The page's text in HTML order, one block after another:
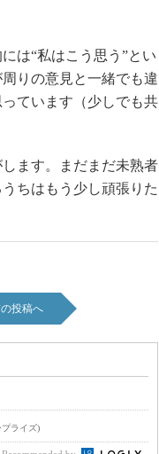
は“私はこう思う”とい
りの意見と一緒でも違
ています（少しでも共
ます。まだまだ未熟者
ちはもう少し頑張りた
投稿へ
プライズ)